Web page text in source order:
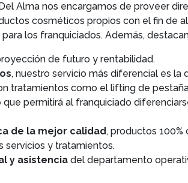
Alma nos encargamos de proveer
cosméticos propios con el fin de
los franquiciados. Además,
de futuro y rentabilidad.
, nuestro servicio más diferencial es la
tratamientos como el lifting de
que permitirá al franquiciado
de la mejor calidad, productos 100%
servicios y tratamientos.
y asistencia del departamento